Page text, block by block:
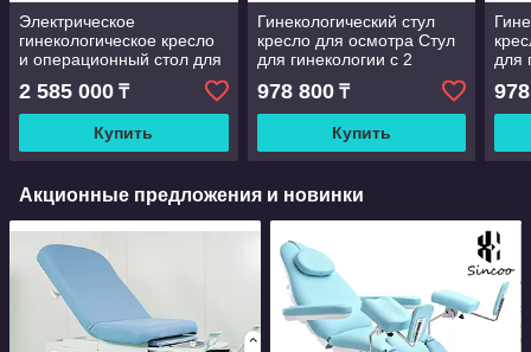
Электрическое
гинекологическое кресло
и операционный стол для
родовспоможения бренда
MT MEDICAL модели DST-
3004A
2 585 000 ₸
Купить
Гинекологический стул
кресло для осмотра Стул
для гинекологии с 2
двигателями
978 800₸
Купить
для
Акционные предложения и новинки